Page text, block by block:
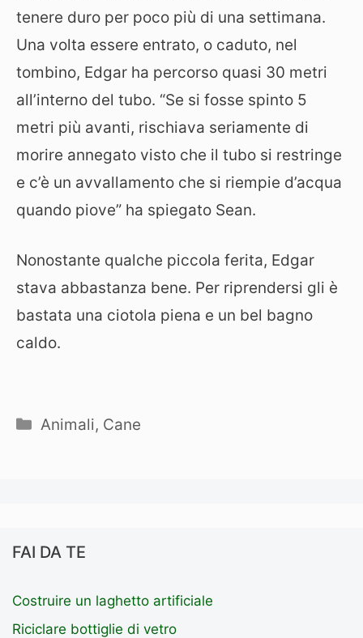
tenere duro per poco più di una settimana.
Una volta essere entrato, o caduto, nel
tombino, Edgar ha percorso quasi 30 metri
all’interno del tubo. “Se si fosse spinto 5
metri più avanti, rischiava seriamente di
morire annegato visto che il tubo si restringe
e c’è un avvallamento che si riempie d’acqua
quando piove” ha spiegato Sean.
Nonostante qualche piccola ferita, Edgar
stava abbastanza bene. Per riprendersi gli è
bastata una ciotola piena e un bel bagno
caldo.
Categorie
Animali, Cane
FAI DA TE
Costruire un laghetto artificiale
Riciclare bottiglie di vetro